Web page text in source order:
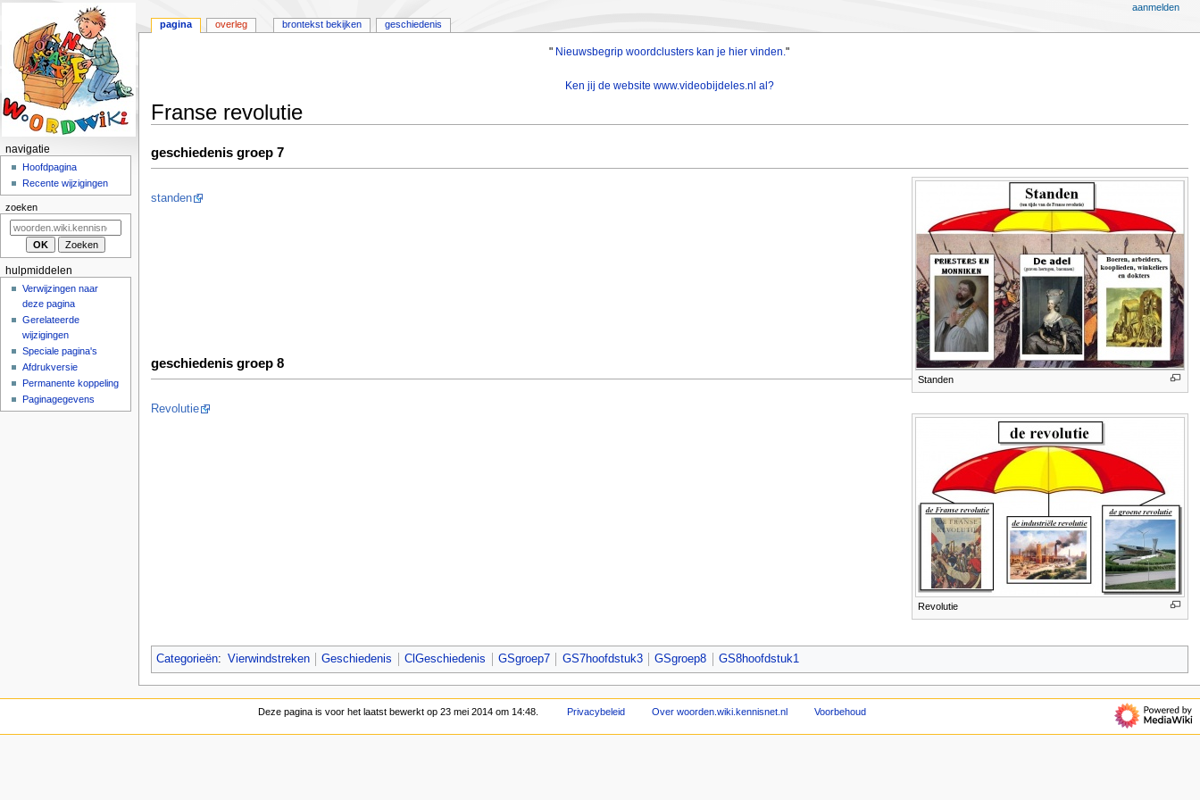
" Nieuwsbegrip woordclusters kan je hier vinden."
Ken jij de website www.videobijdeles.nl al?
Franse revolutie
navigatie
zoeken
geschiedenis groep 7
Standen
standen
geschiedenis groep 8
Revolutie
Revolutie
Categorieën: Vierwindstreken Geschiedenis ClGeschiedenis GSgroep7 GS7hoofdstuk3 GSgroep8 GS8hoofdstuk1
N
v
i
m
pagina overleg brontekst bekijken geschiedenis
aanmelden
navigatie
Hoofdpagina
Recente wijzigingen
zoeken
hulpmiddelen
Verwijzingen naar
deze pagina
Gerelateerde
wijzigingen
Speciale pagina's
Afdrukversie
Permanente koppeling
Paginagegevens
Deze pagina is voor het laatst bewerkt op 23 mei 2014 om 14:48. Privacybeleid Over woorden.wiki.kennisnet.nl Voorbehoud